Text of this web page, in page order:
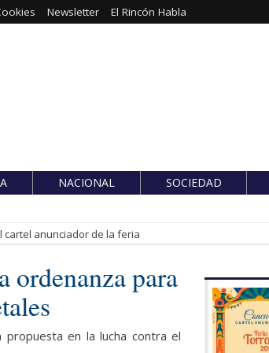
Newsletter El Rincón Habla
NACIONAL SOCIEDAD
cartel anunciador de la feria
ordenanza para
propuesta en la lucha contra el